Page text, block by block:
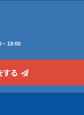
~ 18:00
する